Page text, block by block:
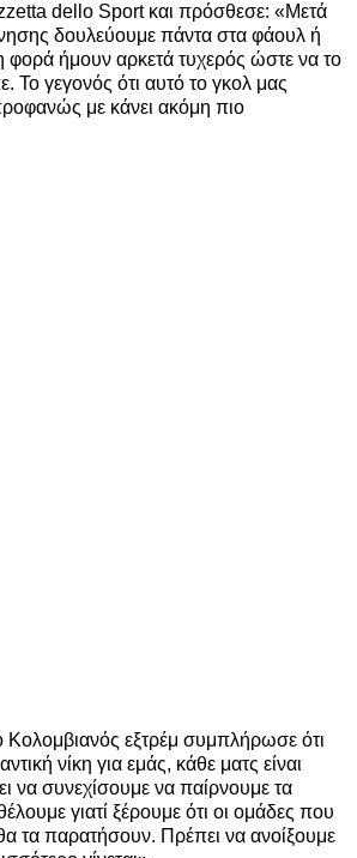
dello Sport και πρόσθεσε: «Μετά
δουλεύουμε πάντα στα φάουλ ή
φορά ήμουν αρκετά τυχερός ώστε να το
γεγονός ότι αυτό το γκολ μας
με κάνει ακόμη πιο
Κολομβιανός εξτρέμ συμπλήρωσε ότι
νίκη για εμάς, κάθε ματς είναι
να συνεχίσουμε να παίρνουμε τα
γιατί ξέρουμε ότι οι ομάδες που
τα παρατήσουν. Πρέπει να ανοίξουμε